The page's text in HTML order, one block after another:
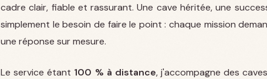
cadre clair, fiable et rassurant. Une cave héritée, une
simplement le besoin de faire le point : chaque mission
une réponse sur mesure.
Le service étant 100 % à distance, j'accompagne des